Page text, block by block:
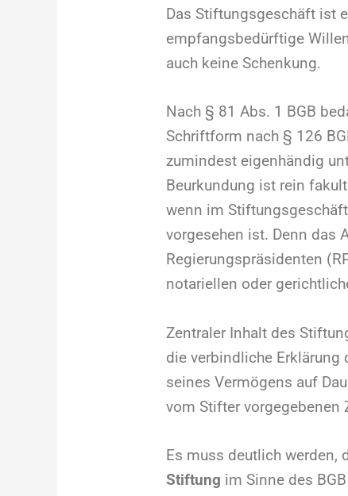
Das Stiftungsgeschäft ist
empfangsbedürftige
auch keine Schenkung.
Nach § 81 Abs. 1 BGB
Schriftform nach § 126
zumindest eigenhändig
Beurkundung ist rein
wenn im
vorgesehen ist. Denn das
Regierungspräsidenten
notariellen oder
Zentraler Inhalt des
die verbindliche
seines Vermögens auf
vom Stifter vorgegebenen
Es muss deutlich werden,
Stiftung im Sinne des